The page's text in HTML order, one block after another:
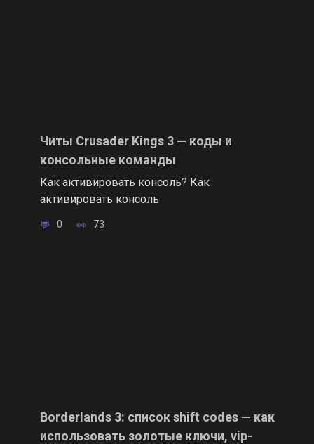
Читы Crusader Kings 3 — коды и
консольные команды
Как активировать консоль? Как
активировать консоль
0 73
Borderlands 3: cписок shift codes — как
использовать золотые ключи, vip-